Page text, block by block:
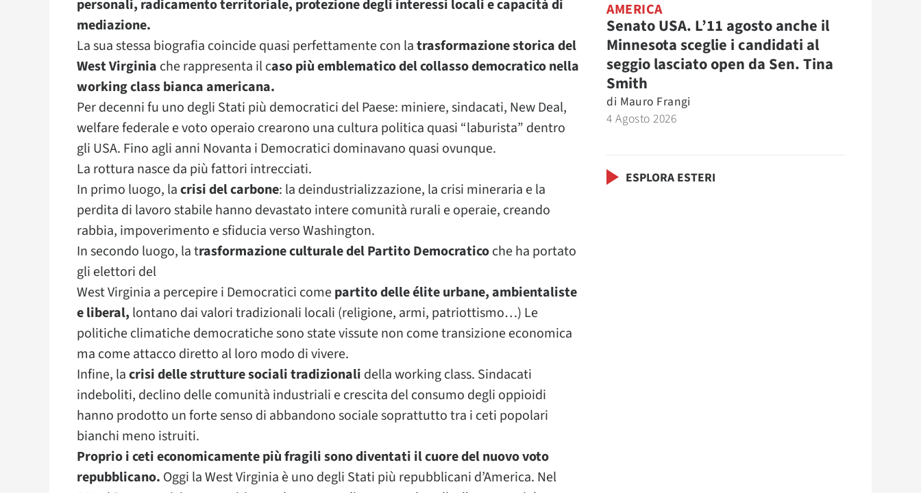
personali, radicamento territoriale, protezione degli interessi locali e capacità di
mediazione.
La sua stessa biografia coincide quasi perfettamente con latrasformazione storica del
West Virginia che rappresenta il caso più emblematico del collasso democratico nella
working class bianca americana.
Per decenni fu uno degli Stati più democratici del Paese: miniere, sindacati, New Deal,
welfare federale e voto operaio crearono una cultura politica quasi “laburista” dentro
gli USA. Fino agli anni Novanta i Democratici dominavano quasi ovunque.
La rottura nasce da più fattori intrecciati.
In primo luogo, lacrisi del carbone: la deindustrializzazione, la crisi mineraria e la
perdita di lavoro stabile hanno devastato intere comunità rurali e operaie, creando
rabbia, impoverimento e sfiducia verso Washington.
In secondo luogo, la trasformazione culturale del Partito Democraticoche ha portato
gli elettori del
West Virginia a percepire i Democratici comepartito delle élite urbane, ambientaliste
e liberal, lontano dai valori tradizionali locali (religione, armi, patriottismo…) Le
politiche climatiche democratiche sono state vissute non come transizione economica
ma come attacco diretto al loro modo di vivere.
Infine, lacrisi delle strutture sociali tradizionali della working class. Sindacati
indeboliti, declino delle comunità industriali e crescita del consumo degli oppioidi
hanno prodotto un forte senso di abbandono sociale soprattutto tra i ceti popolari
bianchi meno istruiti.
Proprio i ceti economicamente più fragili sono diventati il cuore del nuovo voto
repubblicano. Oggi la West Virginia è uno degli Stati più repubblicani d’America. Nel
AMERICA
Senato USA. L’11 agosto anche il
Minnesota sceglie i candidati al
seggio lasciato open da Sen. Tina
Smith
di Mauro Frangi
4 Agosto 2026
ESPLORA ESTERI